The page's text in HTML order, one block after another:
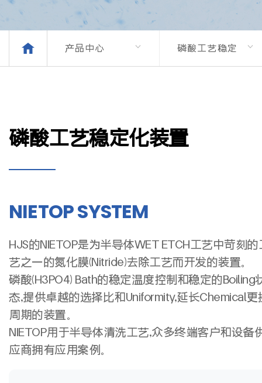
产品中心 磷酸工艺稳定
磷酸工艺稳定化装置
NIETOP SYSTEM
HJS的NIETOP是为半导体WET ETCH工艺中苛刻的
艺之一的氮化膜(Nitride)去除工艺而开发的装置。
磷酸(H3PO4) Bath的稳定温度控制和稳定的Boiling
态,提供卓越的选择比和Uniformity,延长Chemical更
周期的装置。
NIETOP用于半导体清洗工艺,众多终端客户和设备
应商拥有应用案例。